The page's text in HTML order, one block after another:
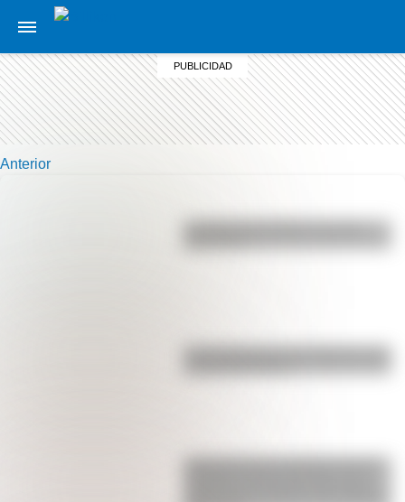
Anterior
Las 12 máximas de San Martín para
Juana Azurduy y María Remedios